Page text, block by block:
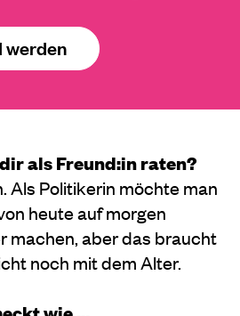
werden
als Freund:in raten?
Als Politikerin möchte man
heute auf morgen
machen, aber das braucht
noch mit dem Alter.